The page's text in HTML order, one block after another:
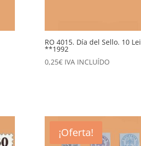
RO 4015. Día del Sello. 10 Lei
**1992
0,25€ IVA INCLUÍDO
¡Oferta!